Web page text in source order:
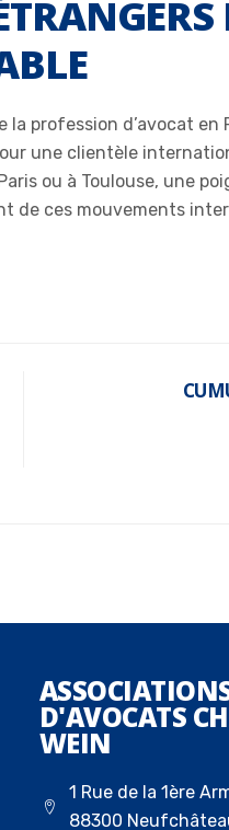
la profession d’avocat
une clientèle
ou à Toulouse, une
de ces mouvements
D'AVOCATS
WEIN
1 Rue de la 1ère
88300